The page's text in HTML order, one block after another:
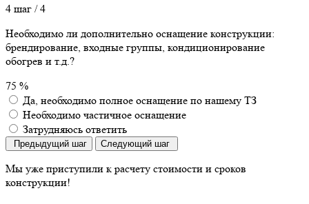
4 шаг / 4
Необходимо ли дополнительно оснащение конструкции:
брендирование, входные группы, кондиционирование
обогрев и т.д.?
75 %
Да, необходимо полное оснащение по нашему ТЗ
Необходимо частичное оснащение
Затрудняюсь ответить
Предыдущий шаг Следующий шаг
Мы уже приступили к расчету стоимости и сроков
конструкции!